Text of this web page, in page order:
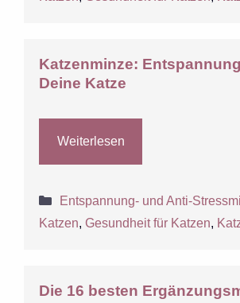
Katzenminze:
Deine Katze
Weiterlesen
Kategorien
Entspannung- und Anti-
Katzen,Gesundheit für Katzen,
Die 16 besten